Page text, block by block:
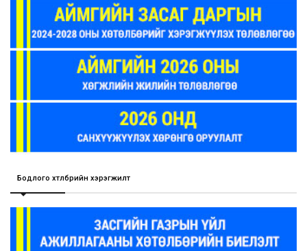
Бодлого хөтөлбөрийн хэрэгжилт